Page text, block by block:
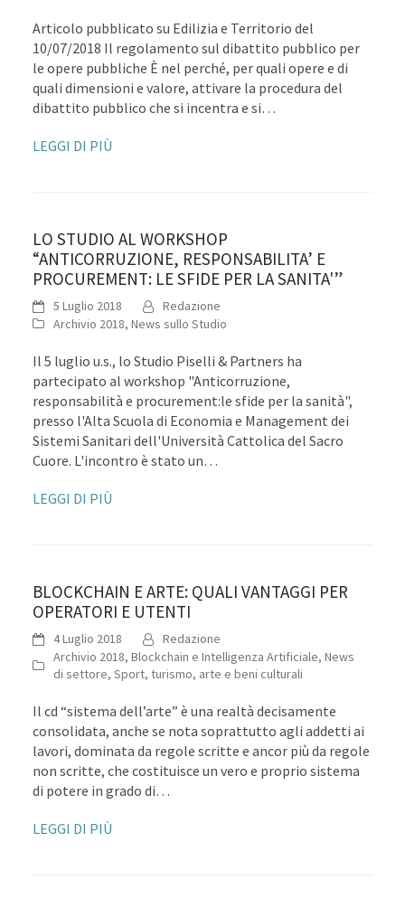
Articolo pubblicato su Edilizia e Territorio del
10/07/2018 Il regolamento sul dibattito pubblico per
le opere pubbliche È nel perché, per quali opere e di
quali dimensioni e valore, attivare la procedura del
dibattito pubblico che si incentra e si…
LEGGI DI PIÙ
LO STUDIO AL WORKSHOP
“ANTICORRUZIONE, RESPONSABILITA’ E
PROCUREMENT: LE SFIDE PER LA SANITA'”
5 Luglio 2018
Redazione
Archivio 2018, News sullo Studio
Il 5 luglio u.s., lo Studio Piselli & Partners ha
partecipato al workshop "Anticorruzione,
responsabilità e procurement:le sfide per la sanità",
presso l'Alta Scuola di Economia e Management dei
Sistemi Sanitari dell'Università Cattolica del Sacro
Cuore. L'incontro è stato un…
LEGGI DI PIÙ
BLOCKCHAIN E ARTE: QUALI VANTAGGI PER
OPERATORI E UTENTI
4 Luglio 2018
Redazione
Archivio 2018, Blockchain e Intelligenza Artificiale, News
di settore, Sport, turismo, arte e beni culturali
Il cd “sistema dell’arte” è una realtà decisamente
consolidata, anche se nota soprattutto agli addetti ai
lavori, dominata da regole scritte e ancor più da regole
non scritte, che costituisce un vero e proprio sistema
di potere in grado di…
LEGGI DI PIÙ